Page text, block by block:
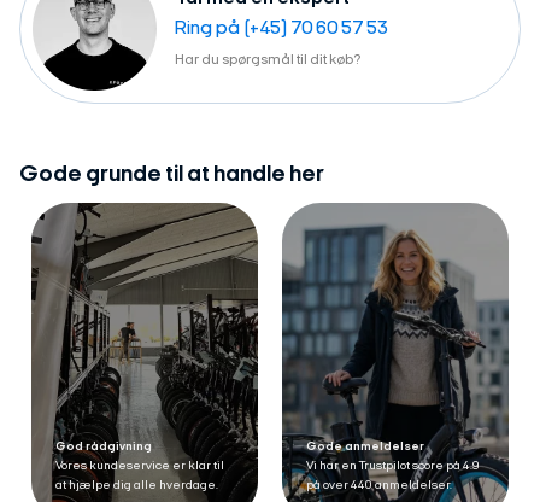
Ring på (+45) 70 60 57 53
Har du spørgsmål til dit køb?
Gode grunde til at handle her
God rådgivning
Vores kundeservice er klar til
at hjælpe dig alle hverdage.
Gode anmeldelser
Vi har en Trustpilot score på 4.9
på over 440 anmeldelser.